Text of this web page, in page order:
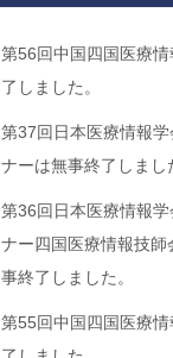
第56回中国四国医療
了しました。
第37回日本医療情報
ナーは無事終了しまし
第36回日本医療情報
ナー四国医療情報技
事終了しました。
第55回中国四国医療